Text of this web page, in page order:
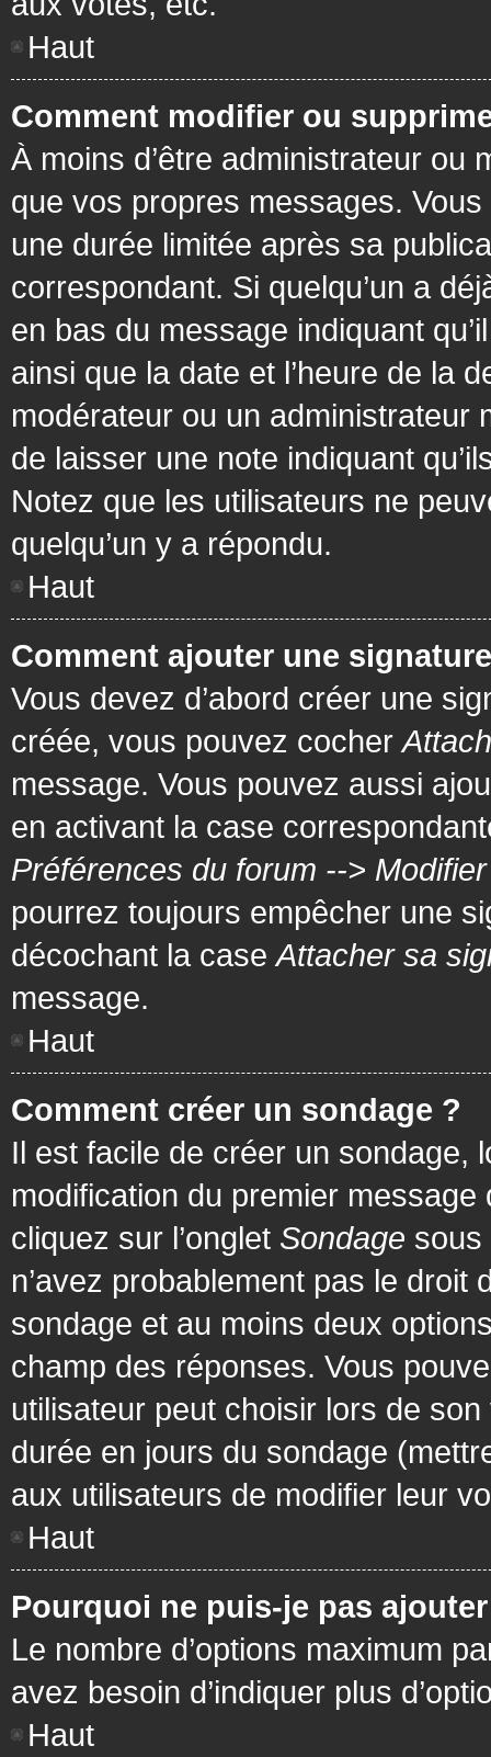
Haut
Comment modifier ou
À moins d’être administrateur ou
que vos propres messages.
une durée limitée après sa
correspondant. Si quelqu’un a
en bas du message indiquant
ainsi que la date et l’heure de la
modérateur ou un administrateur
de laisser une note indiquant
Notez que les utilisateurs ne
quelqu’un y a répondu.
Haut
Comment ajouter une
Vous devez d’abord créer une
créée, vous pouvez cocher
message. Vous pouvez aussi
en activant la case
Préférences du forum -->
pourrez toujours empêcher une
décochant la caseAttacher sa
message.
Haut
Comment créer un sondage ?
Il est facile de créer un sondage,
modification du premier
cliquez sur l’onglet Sondage sous
n’avez probablement pas le
sondage et au moins deux
champ des réponses. Vous
utilisateur peut choisir lors de
durée en jours du sondage
aux utilisateurs de modifier leur
Haut
Pourquoi ne puis-je pas
Le nombre d’options maximum
avez besoin d’indiquer plus
Haut